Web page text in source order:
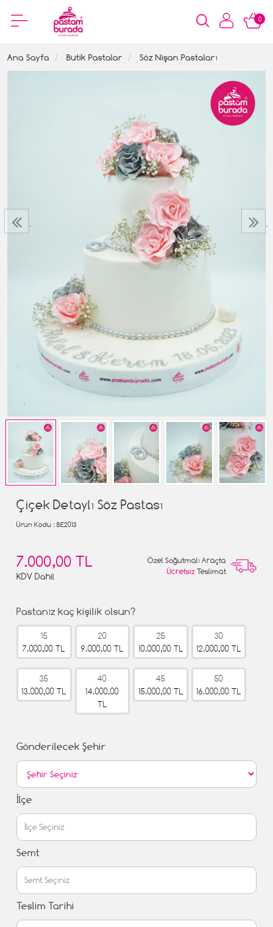
0
Ana Sayfa Butik Pastalar Söz Nişan Pastaları
‹ ›
Çiçek Detaylı Söz Pastası
Ürün Kodu : BE2013
7.000,00 TL
KDV Dahil
Özel Soğutmalı Araçta
Ücretsiz Teslimat
Pastanız kaç kişilik olsun?
15
7.000,00 TL
20
9.000,00 TL
25
10.000,00 TL
30
12.000,00 TL
35
13.000,00 TL
40
14.000,00
TL
45
15.000,00 TL
50
16.000,00 TL
Gönderilecek Şehir
İlçe
Semt
Teslim Tarihi